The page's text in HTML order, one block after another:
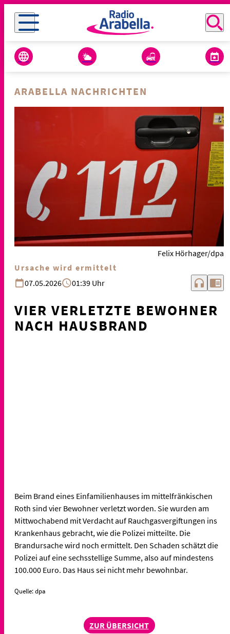
ARABELLA NACHRICHTEN
Felix Hörhager/dpa
Ursache wird ermittelt
07.05.2026
01:39 Uhr headphones chrome_reader_mode
VIER VERLETZTE BEWOHNER
NACH HAUSBRAND
Beim Brand eines Einfamilienhauses im mittelfränkischen
Roth sind vier Bewohner verletzt worden. Sie wurden am
Mittwochabend mit Verdacht auf Rauchgasvergiftungen ins
Krankenhaus gebracht, wie die Polizei mitteilte. Die
Brandursache wird noch ermittelt. Den Schaden schätzt die
Polizei auf eine sechsstellige Summe, also auf mindestens
100.000 Euro. Das Haus sei nicht mehr bewohnbar.
Quelle: dpa
ZUR ÜBERSICHT